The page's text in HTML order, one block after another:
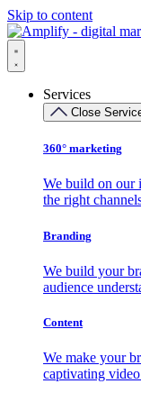
Skip to content
Services
Close
360° marketing
We build on our
the right
Branding
We build your
audience
Content
We make your
captivating